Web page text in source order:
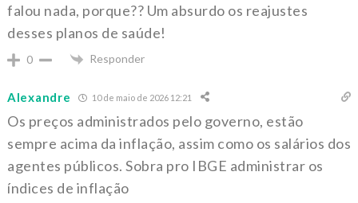
falou nada, porque?? Um absurdo os reajustes
desses planos de saúde!
0 Responder
Alexandre 10 de maio de 2026 12:21
Os preços administrados pelo governo, estão
sempre acima da inflação, assim como os salários dos
agentes públicos. Sobra pro IBGE administrar os
índices de inflação